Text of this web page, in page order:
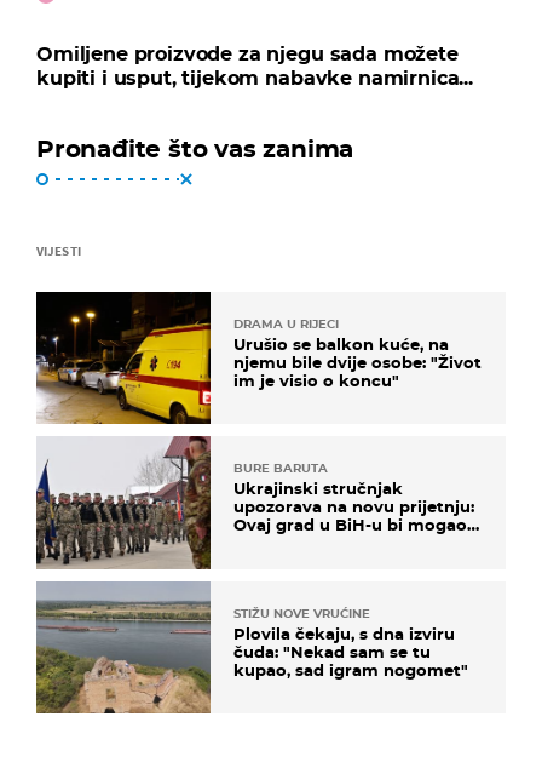
Omiljene proizvode za njegu sada možete
kupiti i usput, tijekom nabavke namirnica...
Pronađite što vas zanima
VIJESTI
DRAMA U RIJECI
Urušio se balkon kuće, na
njemu bile dvije osobe: "Život
im je visio o koncu"
BURE BARUTA
Ukrajinski stručnjak
upozorava na novu prijetnju:
Ovaj grad u BiH-u bi mogao
STIŽU NOVE VRUĆINE
Plovila čekaju, s dna izviru
čuda: "Nekad sam se tu
kupao, sad igram nogomet"